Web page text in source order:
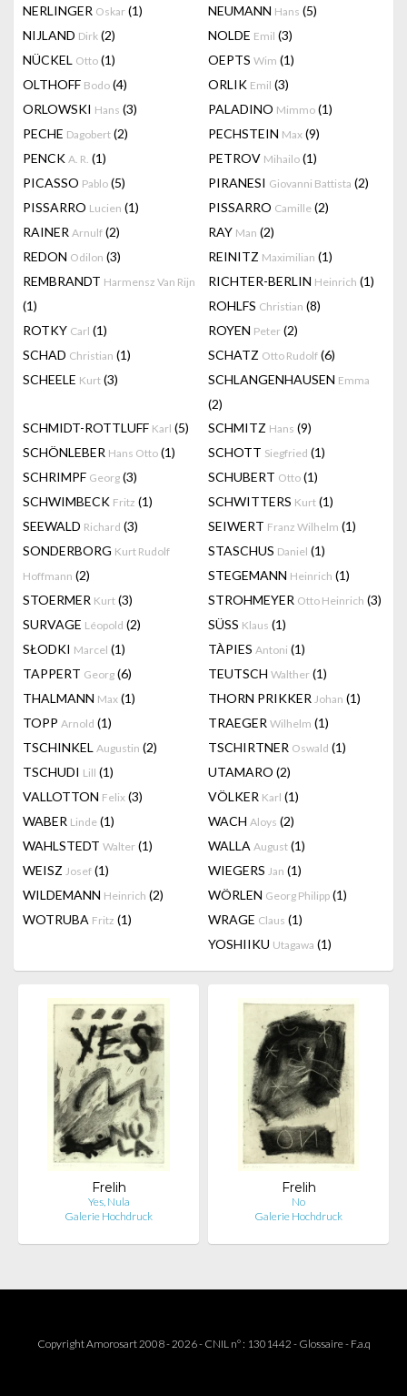
NERLINGER Oskar (1) NEUMANN Hans (5)
NIJLAND Dirk (2) NOLDE Emil (3)
NÜCKEL Otto (1) OEPTS Wim (1)
OLTHOFF Bodo (4) ORLIK Emil (3)
ORLOWSKI Hans (3) PALADINO Mimmo (1)
PECHE Dagobert (2) PECHSTEIN Max (9)
PENCK A. R. (1) PETROV Mihailo (1)
PICASSO Pablo (5) PIRANESI Giovanni Battista (2)
PISSARRO Lucien (1) PISSARRO Camille (2)
RAINER Arnulf (2) RAY Man (2)
REDON Odilon (3) REINITZ Maximilian (1)
REMBRANDT Harmensz Van Rijn
(1)
RICHTER-BERLIN Heinrich (1)
ROHLFS Christian (8)
ROTKY Carl (1) ROYEN Peter (2)
SCHAD Christian (1) SCHATZ Otto Rudolf (6)
SCHEELE Kurt (3) SCHLANGENHAUSEN Emma
(2)
SCHMIDT-ROTTLUFF Karl (5) SCHMITZ Hans (9)
SCHÖNLEBER Hans Otto (1) SCHOTT Siegfried (1)
SCHRIMPF Georg (3) SCHUBERT Otto (1)
SCHWIMBECK Fritz (1) SCHWITTERS Kurt (1)
SEEWALD Richard (3) SEIWERT Franz Wilhelm (1)
SONDERBORG Kurt Rudolf
Hoffmann (2)
STASCHUS Daniel (1)
STEGEMANN Heinrich (1)
STOERMER Kurt (3) STROHMEYER Otto Heinrich (3)
SURVAGE Léopold (2) SÜSS Klaus (1)
SŁODKI Marcel (1) TÀPIES Antoni (1)
TAPPERT Georg (6) TEUTSCH Walther (1)
THALMANN Max (1) THORN PRIKKER Johan (1)
TOPP Arnold (1) TRAEGER Wilhelm (1)
TSCHINKEL Augustin (2) TSCHIRTNER Oswald (1)
TSCHUDI Lill (1) UTAMARO (2)
VALLOTTON Felix (3) VÖLKER Karl (1)
WABER Linde (1) WACH Aloys (2)
WAHLSTEDT Walter (1) WALLA August (1)
WEISZ Josef (1) WIEGERS Jan (1)
WILDEMANN Heinrich (2) WÖRLEN Georg Philipp (1)
WOTRUBA Fritz (1) WRAGE Claus (1)
YOSHIIKU Utagawa (1)
Frelih
Yes, Nula
Galerie Hochdruck
Frelih
No
Galerie Hochdruck
Copyright Amorosart 2008 - 2026 - CNIL n° : 1301442 - Glossaire- F.a.q